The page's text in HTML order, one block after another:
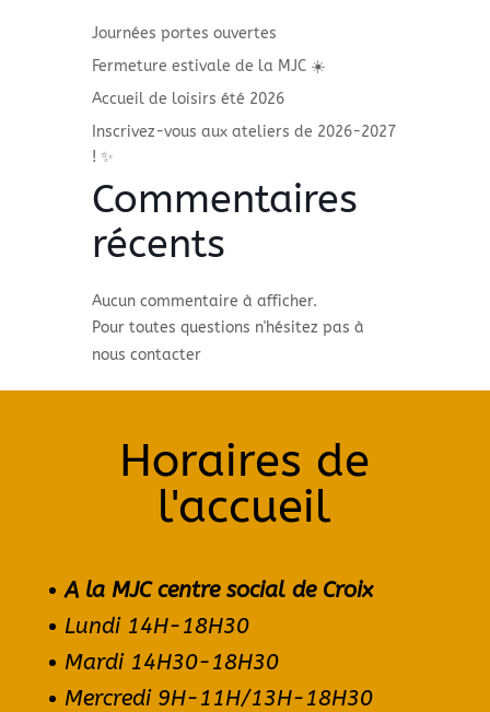
Journées portes ouvertes
Fermeture estivale de la MJC ☀️
Accueil de loisirs été 2026
Inscrivez-vous aux ateliers de 2026-2027
! ✨
Commentaires
récents
Aucun commentaire à afficher.
Pour toutes questions n'hésitez pas à
nous contacter
Horaires de
l'accueil
A la MJC centre social de Croix
Lundi 14H-18H30
Mardi 14H30-18H30
Mercredi 9H-11H/13H-18H30